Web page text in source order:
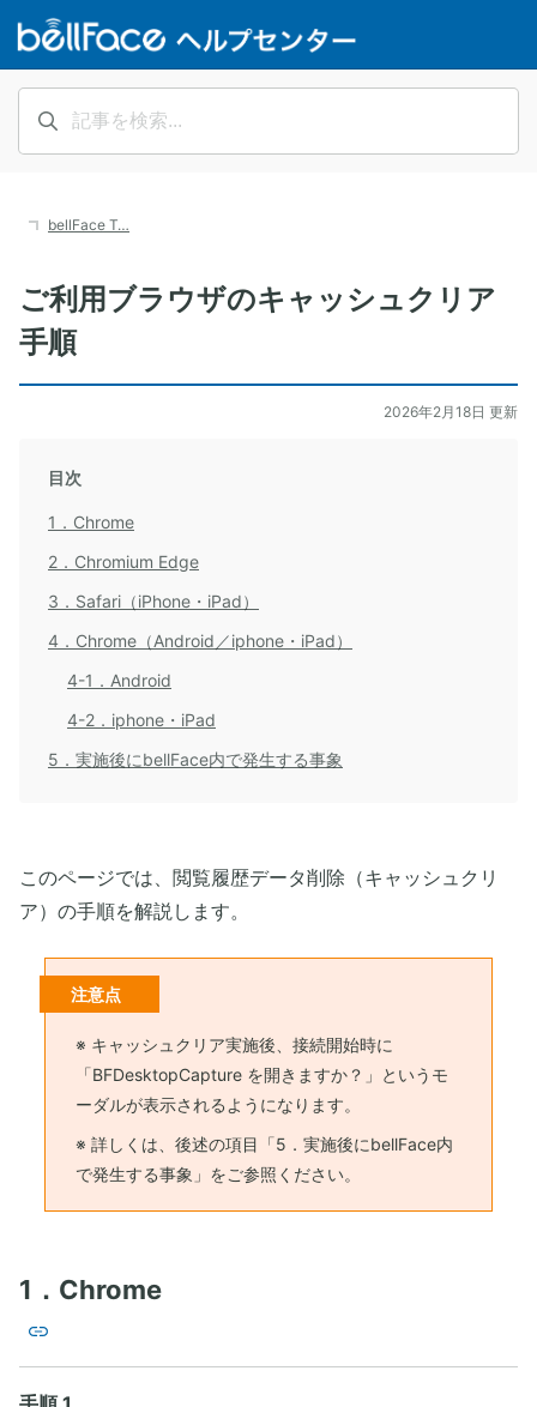
bellFace T…
ご利用ブラウザのキャッシュクリア
手順
2026年2月18日 更新
目次
1．Chrome
2．Chromium Edge
3．Safari（iPhone・iPad）
4．Chrome（Android／iphone・iPad）
4-1．Android
4-2．iphone・iPad
5．実施後にbellFace内で発生する事象
このページでは、閲覧履歴データ削除（キャッシュクリ
ア）の手順を解説します。
注意点
※ キャッシュクリア実施後、接続開始時に
「BFDesktopCapture を開きますか？」というモ
ーダルが表示されるようになります。
※ 詳しくは、後述の項目「5．実施後にbellFace内
で発生する事象」をご参照ください。
1．Chrome